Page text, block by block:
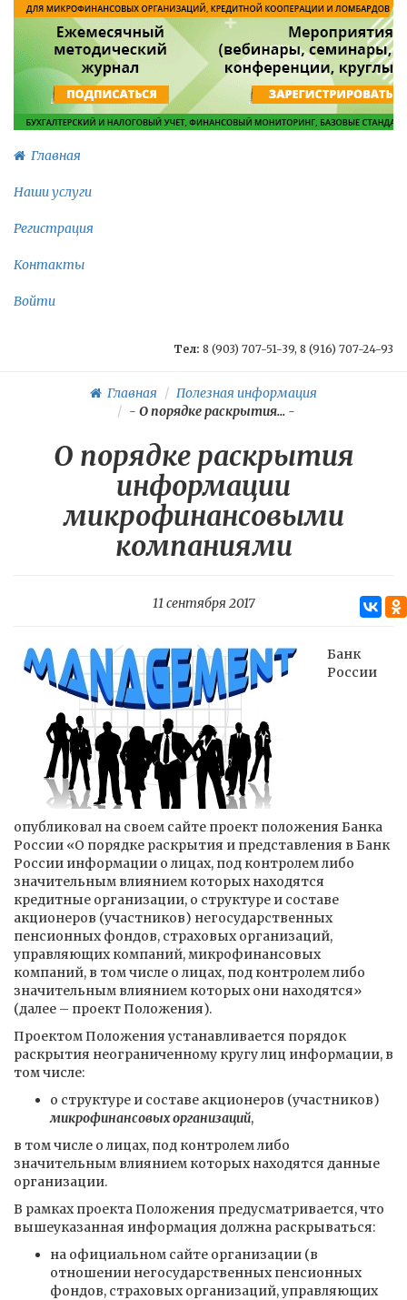
Главная
Наши услуги
Регистрация
Контакты
Войти
Тел: 8 (903) 707-51-39, 8 (916) 707-24-93
Главная
Полезная информация
- О порядке раскрытия...-
О порядке раскрытия
информации
микрофинансовыми
компаниями
11 сентября 2017
Банк
России
опубликовал на своем сайте проект положения Банка
России «О порядке раскрытия и представления в Банк
России информации о лицах, под контролем либо
значительным влиянием которых находятся
кредитные организации, о структуре и составе
акционеров (участников) негосударственных
пенсионных фондов, страховых организаций,
управляющих компаний, микрофинансовых
компаний, в том числе о лицах, под контролем либо
значительным влиянием которых они находятся»
(далее – проект Положения).
Проектом Положения устанавливается порядок
раскрытия неограниченному кругу лиц информации, в
том числе:
о структуре и составе акционеров (участников)
микрофинансовых организаций,
в том числе о лицах, под контролем либо
значительным влиянием которых находятся данные
организации.
В рамках проекта Положения предусматривается, что
вышеуказанная информация должна раскрываться:
на официальном сайте организации (в
отношении негосударственных пенсионных
фондов, страховых организаций, управляющих